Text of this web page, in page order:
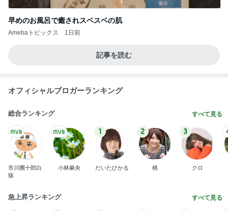
早めのお風呂で癒されスベスベの肌
Amebaトピックス 1日前
記事を読む
オフィシャルブロガーランキング
総合ランキング すべて見る
市川團十郎白
猿
小林麻央
1
だいたひかる
2
桃
3
クロ
急上昇ランキング すべて見る